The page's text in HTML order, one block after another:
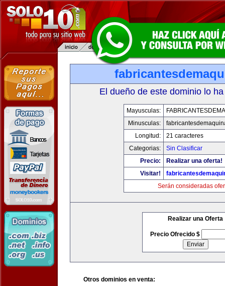
El dueño de este dominio lo
Mayusculas:
Minusculas:
Longitud:
21 caracteres
Categorias:
Sin Clasificar
Precio:
Realizar una oferta!
Visitar!
Serán consideradas
Realizar una Oferta
Precio Ofrecido $
Otros dominios en venta: